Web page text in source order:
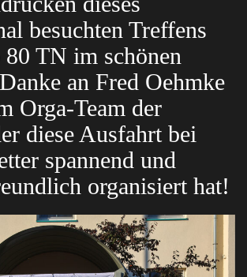
besuchten Treffens
TN im schönen
an Fred Oehmke
Orga-Team der
diese Ausfahrt bei
spannend und
organisiert hat!